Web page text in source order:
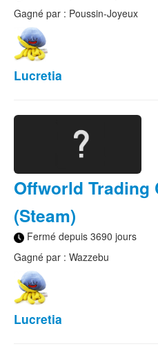
Gagné par : Poussin-Joyeux
Lucretia
Offworld Trading
(Steam)
Fermé depuis 3690 jours
Gagné par : Wazzebu
Lucretia